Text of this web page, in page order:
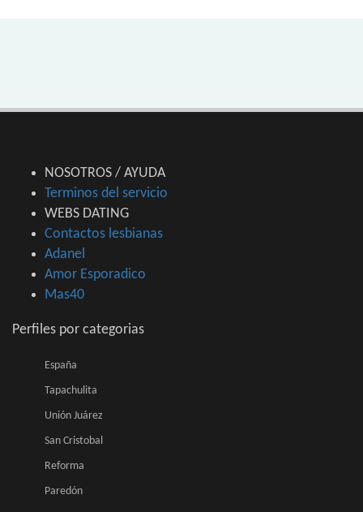
NOSOTROS / AYUDA
Terminos del servicio
WEBS DATING
Contactos lesbianas
Adanel
Amor Esporadico
Mas40
Perfiles por categorias
España
Tapachulita
Unión Juárez
San Cristobal
Reforma
Paredón